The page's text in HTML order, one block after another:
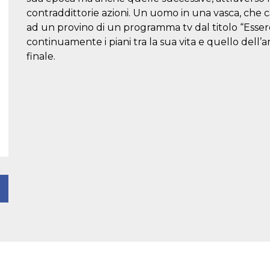
contraddittorie azioni. Un uomo in una vasca, che
ad un provino di un programma tv dal titolo
continuamente i piani tra la sua vita e quello
finale.